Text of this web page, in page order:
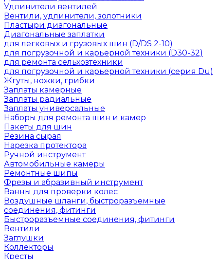
Удлинители вентилей
Вентили, удлинители, золотники
Пластыри диагональные
Диагональные заплатки
для легковых и грузовых шин (D/DS 2-10)
для погрузочной и карьерной техники (D30-32)
для ремонта сельхозтехники
для погрузочной и карьерной техники (серия Du)
Жгуты, ножки, грибки
Заплаты камерные
Заплаты радиальные
Заплаты универсальные
Наборы для ремонта шин и камер
Пакеты для шин
Резина сырая
Нарезка протектора
Ручной инструмент
Автомобильные камеры
Ремонтные шипы
Фрезы и абразивный инструмент
Ванны для проверки колес
Воздушные шланги, быстроразъемные
соединения, фитинги
Быстроразъемные соединения, фитинги
Вентили
Заглушки
Коллекторы
Кресты